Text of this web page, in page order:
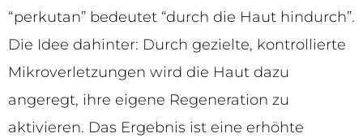
“perkutan” bedeutet “durch die Haut hindurch”.
Die Idee dahinter: Durch gezielte, kontrollierte
Mikroverletzungen wird die Haut dazu
angeregt, ihre eigene Regeneration zu
aktivieren. Das Ergebnis ist eine erhöhte